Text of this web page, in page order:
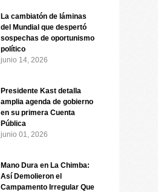
La cambiatón de láminas
del Mundial que despertó
sospechas de oportunismo
político
junio 14, 2026
Presidente Kast detalla
amplia agenda de gobierno
en su primera Cuenta
Pública
junio 01, 2026
Mano Dura en La Chimba:
Así Demolieron el
Campamento Irregular Que